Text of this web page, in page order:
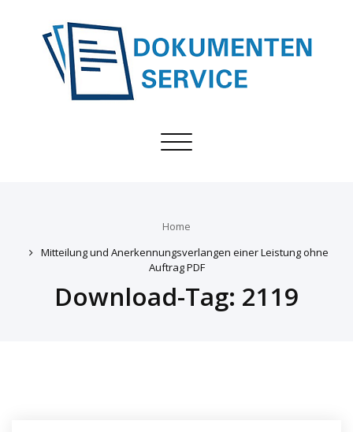
Toggle
Home
Mitteilung und Anerkennungsverlangen einer Leistung ohne
Auftrag PDF
Download-Tag: 2119